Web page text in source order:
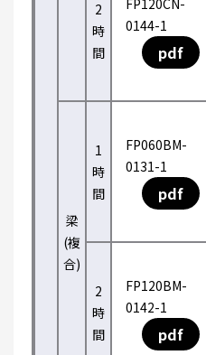
2
時
間
FP120CN-
0144-1
pdf
梁
(複
合)
1
時
間
FP060BM-
0131-1
pdf
2
時
間
FP120BM-
0142-1
pdf